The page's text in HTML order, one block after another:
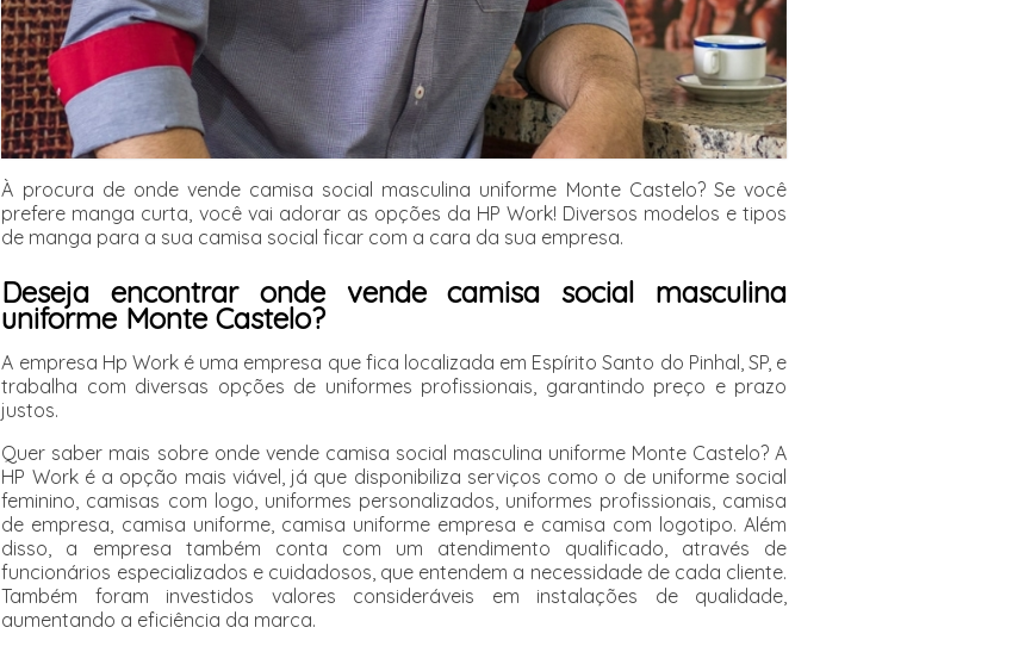
À procura de onde vende camisa social masculina uniforme Monte Castelo? Se você
prefere manga curta, você vai adorar as opções da HP Work! Diversos modelos e tipos
de manga para a sua camisa social ficar com a cara da sua empresa.
Deseja encontrar onde vende camisa social masculina
uniforme Monte Castelo?
A empresa Hp Work é uma empresa que fica localizada em Espírito Santo do Pinhal, SP, e
trabalha com diversas opções de uniformes profissionais, garantindo preço e prazo
justos.
Quer saber mais sobre onde vende camisa social masculina uniforme Monte Castelo? A
HP Work é a opção mais viável, já que disponibiliza serviços como o de uniforme social
feminino, camisas com logo, uniformes personalizados, uniformes profissionais, camisa
de empresa, camisa uniforme, camisa uniforme empresa e camisa com logotipo. Além
disso, a empresa também conta com um atendimento qualificado, através de
funcionários especializados e cuidadosos, que entendem a necessidade de cada cliente.
Também foram investidos valores consideráveis em instalações de qualidade,
aumentando a eficiência da marca.